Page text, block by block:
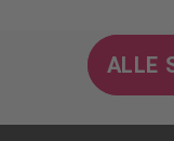
ALLE